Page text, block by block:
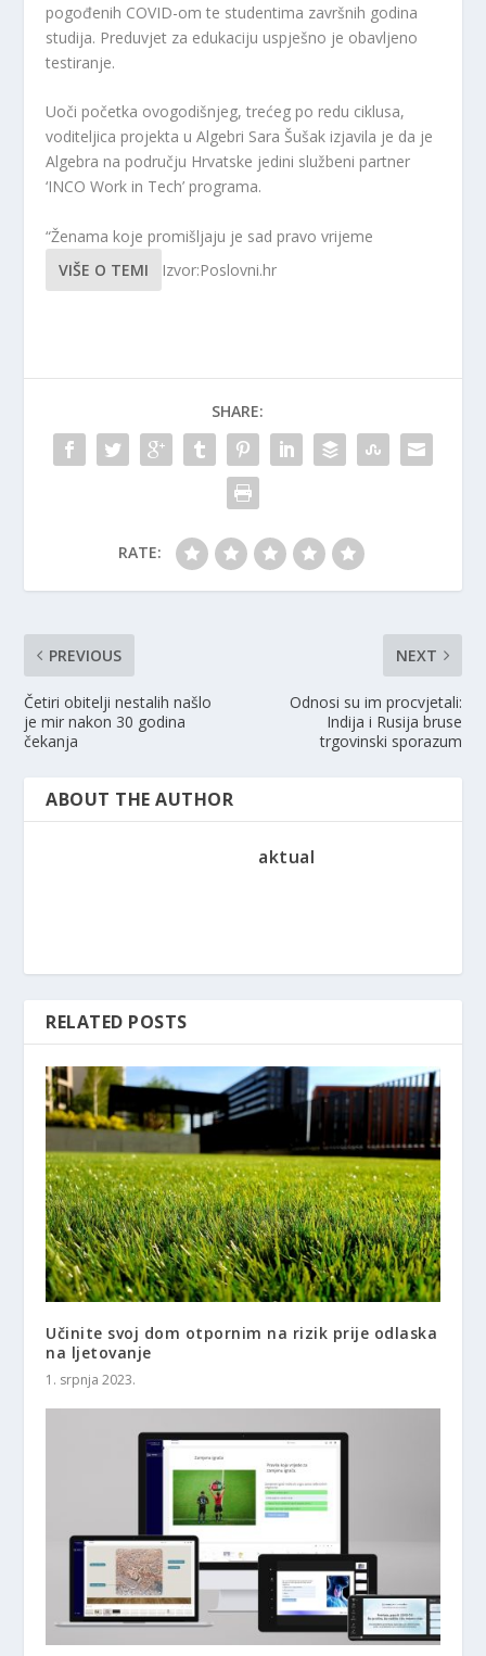
pogođenih COVID-om te studentima završnih godina
studija. Preduvjet za edukaciju uspješno je obavljeno
testiranje.
Uoči početka ovogodišnjeg, trećeg po redu ciklusa,
voditeljica projekta u Algebri Sara Šušak izjavila je da je
Algebra na području Hrvatske jedini službeni partner
‘INCO Work in Tech’ programa.
“Ženama koje promišljaju je sad pravo vrijeme
VIŠE O TEMI
Izvor:Poslovni.hr
SHARE:
RATE:
PREVIOUS
Četiri obitelji nestalih našlo
je mir nakon 30 godina
čekanja
NEXT
Odnosi su im procvjetali:
Indija i Rusija bruse
trgovinski sporazum
ABOUT THE AUTHOR
aktual
RELATED POSTS
Učinite svoj dom otpornim na rizik prije odlaska
na ljetovanje
1. srpnja 2023.